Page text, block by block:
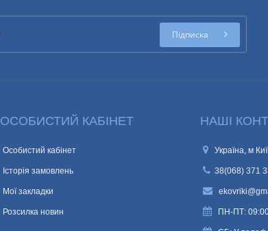
Підписка
ОСОБИСТИЙ КАБІНЕТ
Особистий кабінет
Історія замовлень
Мої закладки
Розсилка новин
НАШІ
Україна, м
38(068) 371
ПН-ПТ: